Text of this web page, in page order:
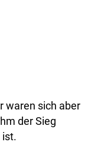
waren sich aber
der Sieg
ist.